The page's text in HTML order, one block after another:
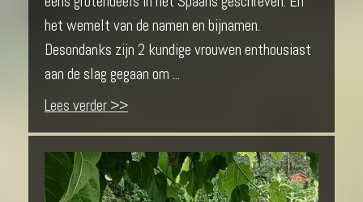
het wemelt van de namen en bijnamen.
Desondanks zijn 2 kundige vrouwen enthousiast
aan de slag gegaan om ...
Lees verder >>